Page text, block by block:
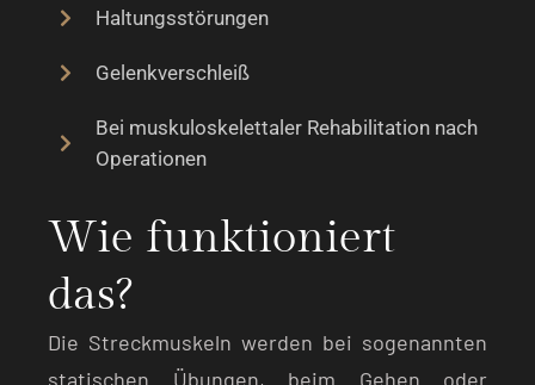
Haltungsstörungen
Gelenkverschleiß
Bei muskuloskelettaler Rehabilitation nach
Operationen
Wie funktioniert
das?
Die Streckmuskeln werden bei sogenannten
statischen Übungen, beim Gehen oder